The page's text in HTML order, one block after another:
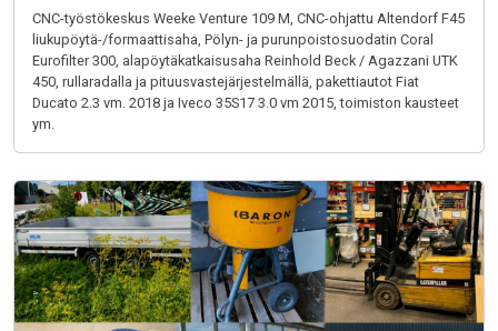
CNC-työstökeskus Weeke Venture 109 M, CNC-ohjattu Altendorf F45
liukupöytä-/formaattisaha, Pölyn- ja purunpoistosuodatin Coral
Eurofilter 300, alapöytäkatkaisusaha Reinhold Beck / Agazzani UTK
450, rullaradalla ja pituusvastejärjestelmällä, pakettiautot Fiat
Ducato 2.3 vm. 2018 ja Iveco 35S17 3.0 vm 2015, toimiston kausteet
ym.